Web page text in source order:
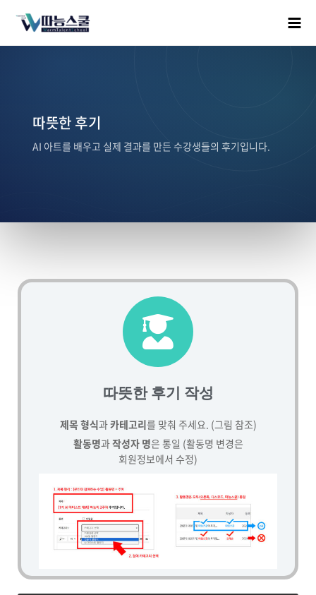
따뜻한 후기
AI 아트를 배우고 실제 결과를 만든 수강생들의 후기입니다.
따뜻한 후기 작성
제목 형식과카테고리를 맞춰 주세요. (그림 참조)
활동명과작성자 명은 통일 (활동명 변경은
회원정보에서 수정)